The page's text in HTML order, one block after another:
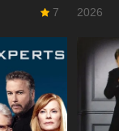
7 2026